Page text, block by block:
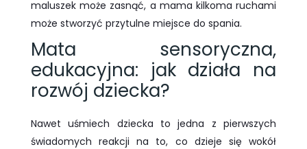
maluszek może zasnąć, a mama kilkoma ruchami
może stworzyć przytulne miejsce do spania.
Mata sensoryczna,
edukacyjna: jak działa na
rozwój dziecka?
Nawet uśmiech dziecka to jedna z pierwszych
świadomych reakcji na to, co dzieje się wokół